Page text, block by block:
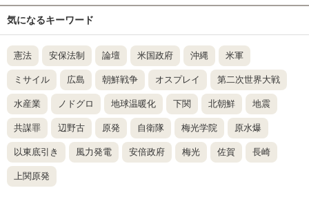
気になるキーワード
憲法 安保法制 論壇 米国政府 沖縄 米軍
ミサイル 広島 朝鮮戦争 オスプレイ 第二次世界大戦
水産業 ノドグロ 地球温暖化 下関 北朝鮮 地震
共謀罪 辺野古 原発 自衛隊 梅光学院 原水爆
以東底引き 風力発電 安倍政府 梅光 佐賀 長崎
上関原発